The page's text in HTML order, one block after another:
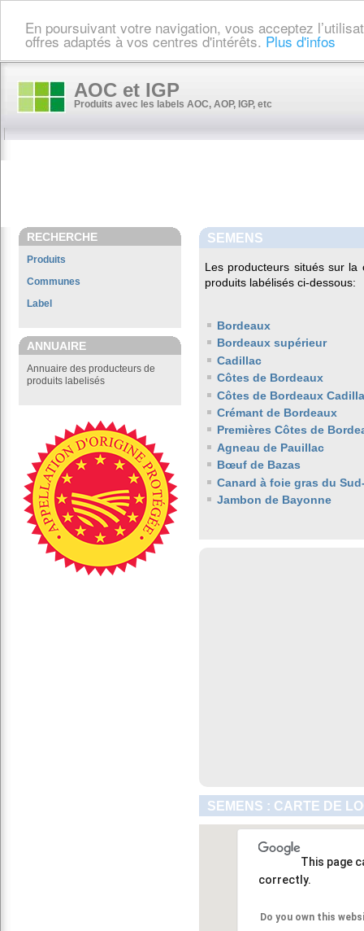
En poursuivant votre navigation, vous acceptez
offres adaptés à vos centres d'intérêts. Plus d'infos
AOC et IGP
Produits avec les labels AOC, AOP, IGP, etc
RECHERCHE
Produits
Communes
Label
ANNUAIRE
Annuaire des producteurs de
produits labelisés
SEMENS
Les producteurs situés sur
produits labélisés ci-dessous:
Bordeaux
Bordeaux supérieur
Cadillac
Côtes de Bordeaux
Côtes de Bordeaux
Crémant de Bordeaux
Premières Côtes de
Agneau de Pauillac
Bœuf de Bazas
Canard à foie gras du
Jambon de Bayonne
SEMENS : CARTE DE
This page
correctly.
Do you own this